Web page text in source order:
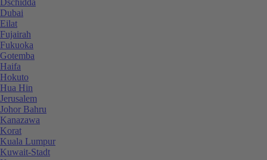
Dubai
Eilat
Fujairah
Fukuoka
Gotemba
Haifa
Hokuto
Hua Hin
Jerusalem
Johor Bahru
Kanazawa
Korat
Kuala Lumpur
Kuwait-Stadt